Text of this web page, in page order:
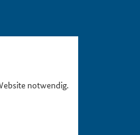
notwendig.